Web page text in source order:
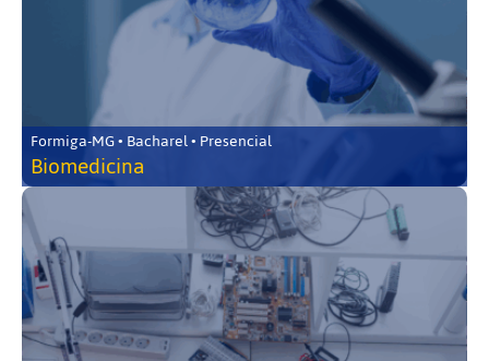
Formiga-MG • Bacharel • Presencial
Biomedicina